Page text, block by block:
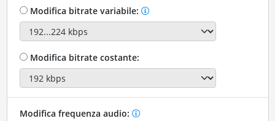
Modifica bitrate variabile:
Modifica bitrate costante:
Modifica frequenza audio: